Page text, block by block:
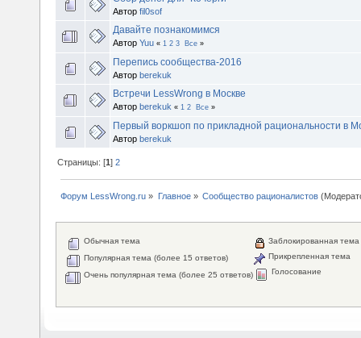
Автор fil0sof
Давайте познакомимся
Автор Yuu « 1 2 3 Все »
Перепись сообщества-2016
Автор berekuk
Встречи LessWrong в Москве
Автор berekuk « 1 2 Все »
Первый воркшоп по прикладной рациональности в
Автор berekuk
Страницы: [1]2
Форум LessWrong.ru » Главное» Сообщество рационалистов
Обычная тема
Популярная тема (более 15 ответов)
Очень популярная тема (более 25 ответов)
Заблокированная тема
Прикрепленная тема
Голосование